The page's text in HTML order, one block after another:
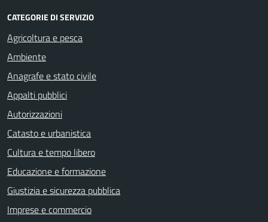
CATEGORIE DI SERVIZIO
Agricoltura e pesca
Ambiente
Anagrafe e stato civile
Appalti pubblici
Autorizzazioni
Catasto e urbanistica
Cultura e tempo libero
Educazione e formazione
Giustizia e sicurezza pubblica
Imprese e commercio